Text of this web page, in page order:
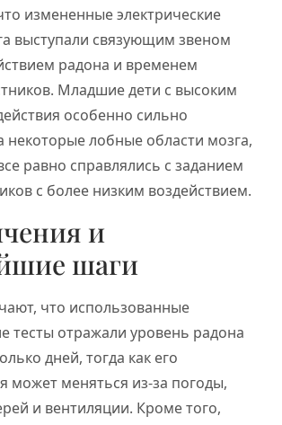
измененные электрические
выступали связующим звеном
радона и временем
Младшие дети с высоким
особенно сильно
некоторые лобные области мозга,
равно справлялись с заданием
с более низким воздействием.
и
шаги
что использованные
тесты отражали уровень радона
дней, тогда как его
может меняться из-за погоды,
и вентиляции. Кроме того,